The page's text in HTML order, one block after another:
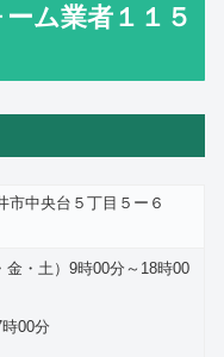
ム業者１１５
市中央台５丁目５ー６
金・土）9時00分～18時00
時00分